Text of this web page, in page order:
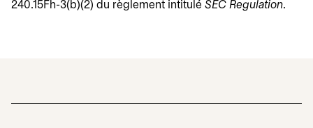
240.15Fh-3(b)(2) du règlement intitulé SEC Regulation.